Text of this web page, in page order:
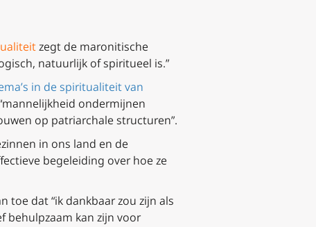
zegt de maronitische
natuurlijk of spiritueel is.”
in de spiritualiteit van
ondermijnen
op patriarchale structuren”.
in ons land en de
begeleiding over hoe ze
toe dat “ik dankbaar zou zijn als
behulpzaam kan zijn voor